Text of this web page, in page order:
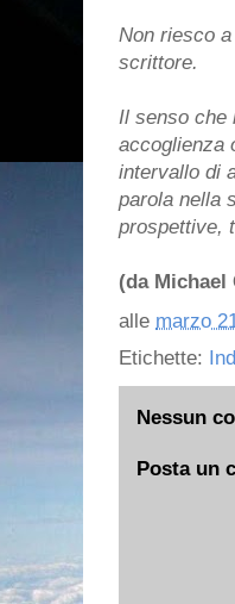
Non riesco
scrittore.
Il senso che
accoglienza
intervallo di
parola nella
prospettive,
(da Michael
alle marzo
Etichette:
Nessun
Posta un